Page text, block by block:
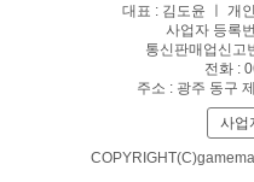
대표 : 김도윤 ㅣ 개
사업자 등록
통신판매업신고
전화 :
주소 : 광주 동구
사업